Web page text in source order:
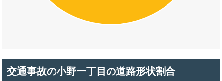
交通事故の小野一丁目の道路形状割合